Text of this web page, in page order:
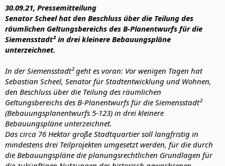
30.09.21, Pressemitteilung
Senator Scheel hat den Beschluss über die Teilung des
räumlichen Geltungsbereichs des B-Planentwurfs für die
Siemensstadt² in drei kleinere Bebauungspläne
unterzeichnet.
In der Siemensstadt² geht es voran: Vor wenigen Tagen hat
Sebastian Scheel, Senator für Stadtentwicklung und Wohnen,
den Beschluss über die Teilung des räumlichen
Geltungsbereichs des B-Planentwurfs für die Siemensstadt²
(Bebauungsplanentwurfs 5‑123) in drei kleinere
Bebauungspläne unterzeichnet.
Das circa 76 Hektar große Stadtquartier soll langfristig in
mindestens drei Teilprojekten umgesetzt werden, für die durch
die Bebauungspläne die planungsrechtlichen Grundlagen für